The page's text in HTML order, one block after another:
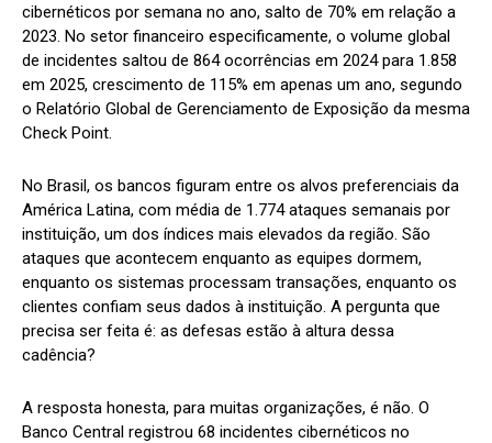
cibernéticos por semana no ano, salto de 70% em relação a
2023. No setor financeiro especificamente, o volume global
de incidentes saltou de 864 ocorrências em 2024 para 1.858
em 2025, crescimento de 115% em apenas um ano, segundo
o Relatório Global de Gerenciamento de Exposição da mesma
Check Point.
No Brasil, os bancos figuram entre os alvos preferenciais da
América Latina, com média de 1.774 ataques semanais por
instituição, um dos índices mais elevados da região. São
ataques que acontecem enquanto as equipes dormem,
enquanto os sistemas processam transações, enquanto os
clientes confiam seus dados à instituição. A pergunta que
precisa ser feita é: as defesas estão à altura dessa
cadência?
A resposta honesta, para muitas organizações, é não. O
Banco Central registrou 68 incidentes cibernéticos no